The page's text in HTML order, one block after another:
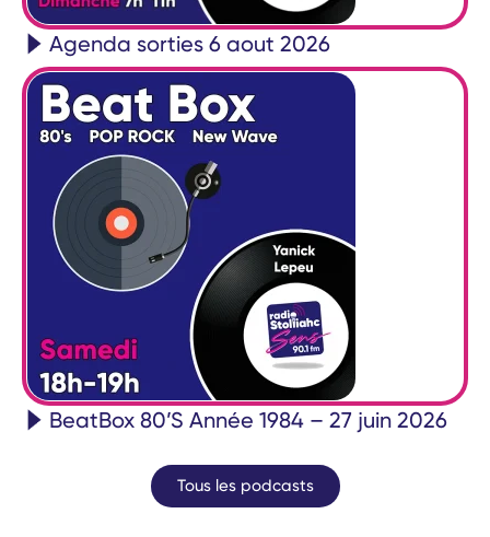
Agenda sorties 6 aout 2026
BeatBox 80’S Année 1984 – 27 juin 2026
Tous les podcasts